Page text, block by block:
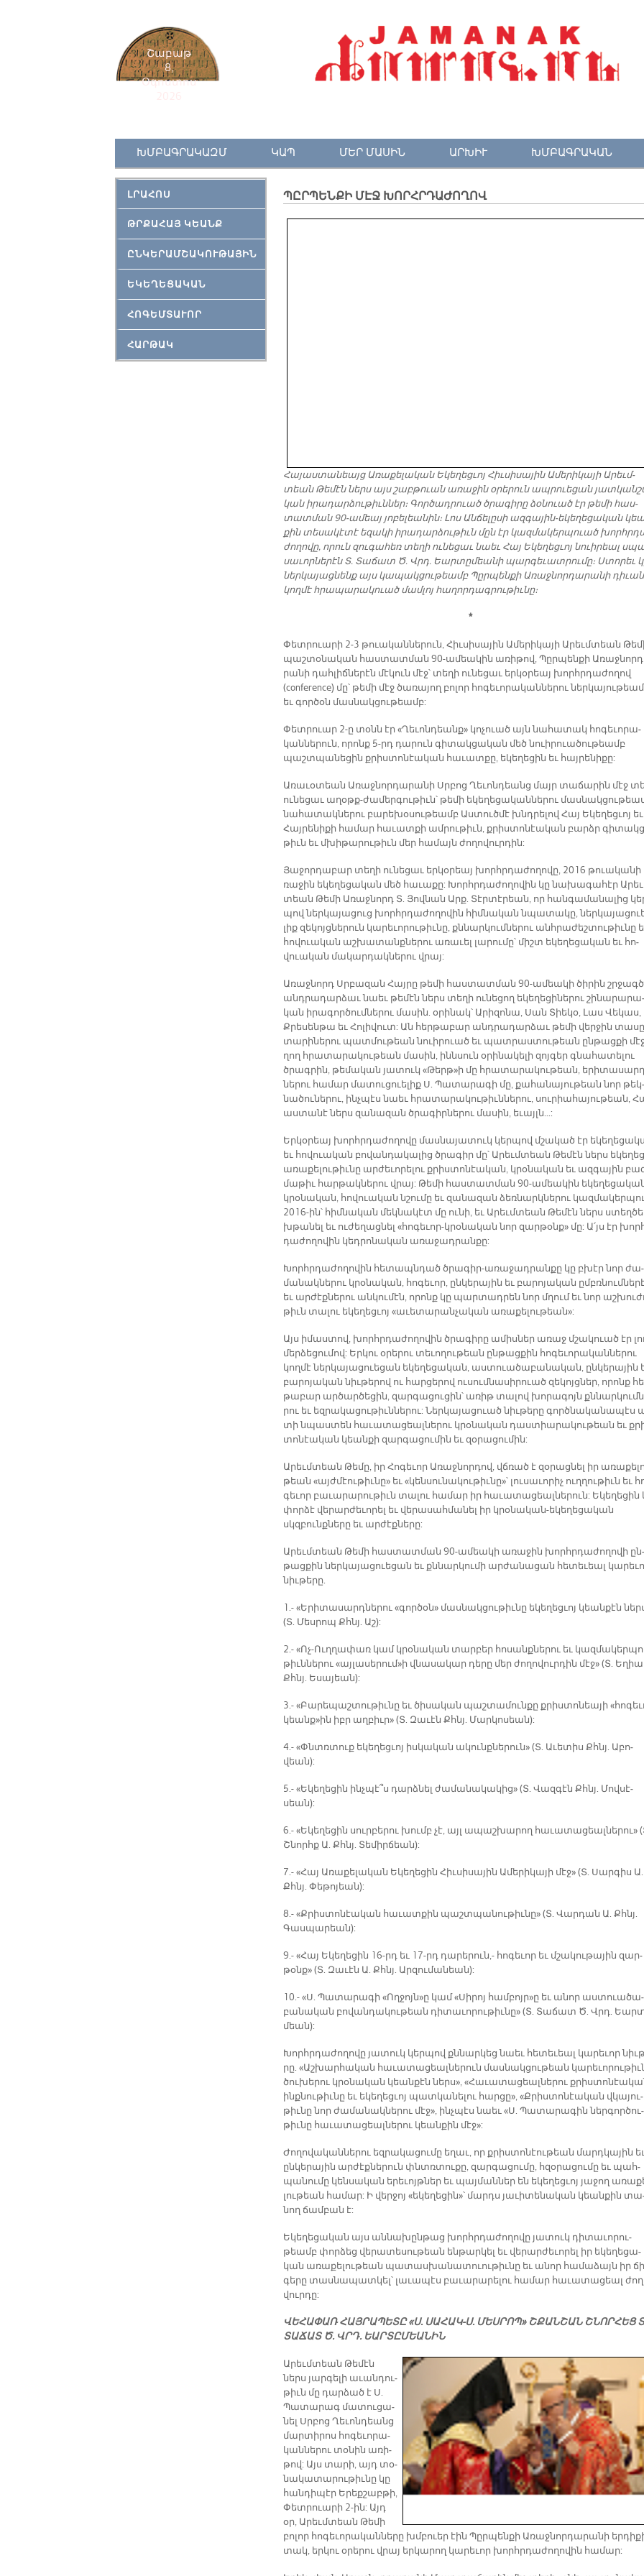
Շաբաթ
8,
Օգոստոս
ԽՄԲԱԳՐԱԿԱԶՄ ԿԱՊ ՄԵՐ ՄԱՍԻՆ ԱՐԽԻՒ ԽՄԲԱԳՐԱԿԱՆ
ԼՐԱՀՈՍ
ԹՐՔԱՀԱՅ ԿԵԱՆՔ
ԸՆԿԵՐԱՄՇԱԿՈՒԹԱՅԻՆ
ԵԿԵՂԵՑԱԿԱՆ
ՀՈԳԵՄՏԱՒՈՐ
ՀԱՐԹԱԿ
ՊԸՐՊ­ԵՆՔԻ ՄԷՋ ԽՈՐՀՐԴԱԺՈՂՈՎ
Հա­յաս­տա­նեայց Ա­ռա­քե­լա­կան Ե­կե­ղեց­ւոյ Հիւ­սի­սա­յին Ա­մե­րի­կա­յի Ա­րեւմ­
տեան Թե­մէն ներս այս շաբ­թուան ա­ռա­ջին օ­րե­րուն ապ­րուե­ցան
կան ի­րա­դար­ձու­թիւն­ներ։ Գոր­ծադ­րուած ծրա­գի­րը ձօ­նուած էր թե­մի հաս­
տատ­ման 90-ա­մեայ յո­բե­լեա­նին։ Լոս Ան­ճե­լը­սի ազ­գա­յին-ե­կե­ղե­ցա­կան
քին տե­սա­կէ­տէ ե­զա­կի ի­րա­դար­ձու­թիւն մըն էր կազ­մա­կեր­պուած
ժո­ղո­վը, ո­րուն զու­գա­հեռ տե­ղի ու­նե­ցաւ նաեւ Հայ Ե­կե­ղեց­ւոյ նուի­րեալ
սա­ւոր­նե­րէն Տ. Տա­ճատ Ծ. Վրդ. Եար­տը­մեա­նի պար­գե­ւատ­րու­մը։ Ստո­րեւ
ներ­կա­յաց­նենք այս կա­պակ­ցու­թեամբ Պըր­պեն­քի Ա­ռաջ­նոր­դա­րա­նի
կող­մէ հրա­պա­րա­կուած մամ­լոյ հա­ղոր­դագ­րու­թիւ­նը։
*
Փետ­րուա­րի 2-3 թուա­կան­նե­րուն, Հիւ­սի­սա­յին Ա­մե­րի­կա­յի Ա­րեւմ­տեան
պաշ­տօ­նա­կան հաս­տատ­ման 90-ա­մեա­կին ա­ռի­թով, Պըր­պեն­քի
րա­նի դահ­լիճ­նե­րէն մէ­կուն մէջ՝ տե­ղի ու­նե­ցաւ եր­կօ­րեայ խորհր­դա­ժո­ղով
(conference) մը՝ թե­մի մէջ ծա­ռա­յող բո­լոր հո­գե­ւո­րա­կան­նե­րու
եւ գոր­ծօն մաս­նակ­ցու­թեամբ:
Փետ­րուար 2-ը տօնն էր «Ղե­ւոն­դեանք» կո­չուած այն նա­հա­տակ հո­գե­ւո­րա­
կան­նե­րուն, ո­րոնք 5-րդ դա­րուն գի­տակ­ցա­կան մեծ նուի­րուա­ծու­թեամբ
պաշտ­պա­նե­ցին քրիս­տո­նէա­կան հա­ւատ­քը, ե­կե­ղե­ցին եւ հայ­րե­նի­քը:
Ա­ռա­ւօ­տեան Ա­ռաջ­նոր­դա­րա­նի Սրբոց Ղե­ւոն­դեանց մայր տա­ճա­րին մէջ
ու­նե­ցաւ ա­ղօթք-ժա­մեր­գու­թիւն՝ թե­մի ե­կե­ղե­ցա­կան­նե­րու
նա­հա­տակ­նե­րու բա­րե­խօ­սու­թեամբ Աս­տուծ­մէ խնդրե­լով Հայ Ե­կե­ղեց­ւոյ եւ
Հայ­րե­նի­քի հա­մար հա­ւատ­քի ամ­րու­թիւն, քրիս­տո­նէա­կան բարձր
թիւն եւ մխի­թա­րու­թիւն մեր հա­մայն ժո­ղո­վուր­դին:
Յա­ջոր­դա­բար տե­ղի ու­նե­ցաւ եր­կօ­րեայ խորհր­դա­ժո­ղո­վը, 2016
ռա­ջին ե­կե­ղե­ցա­կան մեծ հա­ւա­քը: Խորհր­դա­ժո­ղո­վին կը նա­խա­գա­հէր
տեան Թե­մի Ա­ռաջ­նորդ Տ. Յով­նան Արք. Տէր­տէ­րեան, որ հան­գա­մա­նա­լից
պով ներ­կա­յա­ցուց խորհր­դա­ժո­ղո­վին հիմ­նա­կան նպա­տա­կը,
լիք զե­կոյց­նե­րուն կա­րե­ւո­րու­թիւ­նը, քննար­կում­նե­րու անհ­րա­ժեշ­տու­թիւ­նը
հո­վուա­կան աշ­խա­տանք­նե­րու ա­ռա­ւել լա­րու­մը՝ միշտ ե­կե­ղե­ցա­կան եւ հո­
վուա­կան մա­կար­դակ­նե­րու վրայ:
Ա­ռաջ­նորդ Սրբա­զա­ն Հայ­րը թե­մի հաս­տատ­ման 90-ա­մեա­կի ծի­րին
անդ­րա­դար­ձաւ նաեւ թե­մէն ներս տե­ղի ու­նե­ցող ե­կե­ղե­ցի­նե­րու շի­նա­րա­րա­
կան ի­րա­գոր­ծում­նե­րու մա­սին. օ­րի­նակ՝ Ա­րի­զո­նա, Սան Տիե­կօ, Լաս Վե­կաս,
Քրե­սեն­թա եւ Հո­լի­վուտ: Ան հեր­թա­բար անդ­րա­դար­ձաւ թե­մի վեր­ջին տա­սը
տա­րի­նե­րու պատ­մու­թեան նուի­րուած եւ պատ­րաս­տու­թեան ըն­թաց­քի
ղող հրա­տա­րա­կու­թեան մա­սին, ինն­սուն օ­րի­նա­կե­լի զոյ­գեր գնա­հա­տե­լու
ծրագ­րին, թե­մա­կան յա­տուկ «Թերթ»ի մը հրա­տա­րա­կու­թեան,
նե­րու հա­մար մա­տու­ցուե­լիք Ս. Պա­տա­րա­գի մը, քա­հա­նա­յու­թեան նոր թեկ­
նա­ծու­նե­րու, ինչ­պէս նաեւ հրա­տա­րա­կու­թիւն­նե­րու, սու­րիա­հա­յու­թեան,
աս­տա­նէ ներս զա­նա­զան ծրա­գիր­նե­րու մա­սին, ե­ւայլն…:
Եր­կօ­րեայ խորհր­դա­ժո­ղո­վը մաս­նա­յա­տուկ կեր­պով մշա­կած էր
եւ հո­վուա­կան բո­վան­դա­կա­լից ծրա­գիր մը՝ Ա­րեւմ­տեան Թե­մէն ներս
ա­ռա­քե­լու­թիւ­նը ար­ժե­ւո­րե­լու քրիս­տո­նէա­կան, կ­­րօ­նա­կան եւ ազ­գա­յին
մա­թիւ հար­թակ­նե­րու վրայ: Թե­մի հաս­տատ­ման 90-ա­մեա­կին
կ­­րօ­նա­կան, հո­վուա­կան նշու­մը եւ զա­նա­զան ձեռ­նարկ­նե­րու
2016-ին՝ հիմ­նա­կան մեկ­նա­կէտ մը ու­նի, եւ Ա­րեւմ­տեան Թե­մէն ներս
խթա­նել եւ ու­ժե­ղաց­նել «հո­գե­ւոր-կրօ­նա­կան նոր զար­թօնք» մը: Ա՛յս էր
դա­ժո­ղո­վին կեդ­րո­նա­կան ա­ռա­ջադ­րան­քը:
Խորհր­դա­ժո­ղո­վին հե­տապն­դած ծրա­գիր­-ա­ռա­ջադ­րան­քը կը բխէր նոր ժա­
մա­նակ­նե­րու կրօ­նա­կան, հո­գե­ւոր, ըն­կե­րա­յին եւ բա­րո­յա­կան
եւ ար­ժէք­նե­րու ան­կու­մէն, ո­րոնք կը պար­տադ­րեն նոր մղում եւ նոր
թիւն տա­լու ե­կե­ղեց­ւոյ «ա­ւե­տա­րան­չա­կան ա­ռա­քե­լու­թեան»:
Այս ի­մաս­տով, խորհր­դա­ժո­ղո­վին ծրա­գի­րը ա­միս­ներ ա­ռաջ մշա­կուած էր
մեր­ձե­ցու­մով: Եր­կու օ­րե­րու տե­ւո­ղու­թեան ըն­թաց­քին հո­գե­ւո­րա­կան­նե­րու
կող­մէ ներ­կա­յա­ցուե­ցան ե­կե­ղե­ցա­կան, աս­տուա­ծա­բա­նա­կան, ըն­կե­րա­յին
բա­րո­յա­կան նիւ­թե­րով ու հար­ցե­րով ու­սում­նա­սի­րուած զե­կոյց­ներ, ո­րոնք
թա­բար ար­ծար­ծե­ցին, զար­գա­ցու­ցին՝ ա­ռիթ տա­լով խո­րա­գոյն
րու եւ եզ­րա­կա­ցու­թիւն­նե­րու: Ներ­կա­յա­ցուած նիւ­թե­րը գործ­նա­կա­նա­պէս
տի նպաս­տեն հա­ւա­տա­ցեալ­նե­րու կրօ­նա­կան դաս­տիա­րա­կու­թեան եւ
տո­նէա­կան կեան­քի զար­գա­ցու­մին եւ զօ­րա­ցու­մին:
Ա­րեւմ­տեան Թե­մը, իր Հո­գե­ւոր Ա­ռաջ­նոր­դով, վճռած է զօ­րաց­նել իր
թեան «այժ­մէու­թիւ­նը» եւ «կեն­սու­նա­կու­թիւ­նը»՝ լու­սա­ւո­րիչ ուղ­ղու­թիւն եւ
գե­ւոր բա­ւա­րա­րու­թիւն տա­լու հա­մար իր հա­ւա­տա­ցեալ­նե­րուն: Ե­կե­ղե­ցին
փոր­ձէ վե­րա­րժե­ւո­րել եւ վե­րա­սահ­մա­նել իր կրօ­նա­կան­-ե­կե­ղե­ցա­կան
սկզբունք­նե­րը եւ ար­ժէք­նե­րը:
Ա­րեւմ­տեան Թե­մի հաս­տատ­ման 90-ա­մեա­կի ա­ռա­ջին խորհր­դա­ժո­ղո­վի ըն­
թաց­քին ներ­կա­յա­ցուե­ցան եւ քննար­կու­մի ար­ժա­նա­ցան հե­տե­ւեալ
նիւ­թե­րը.
1.- «Ե­րի­տա­սարդ­նե­րու «գոր­ծօն» մաս­նակ­ցու­թիւ­նը ե­կե­ղեց­ւոյ կեան­քէն
(Տ. Մես­րոպ Քհնյ. Աշ):
2.- «Ոչ­-Ուղ­ղա­փառ կամ կրօ­նա­կան տար­բեր հո­սանք­նե­րու եւ
թիւն­նե­րու «այ­լա­սե­րում»ի վնա­սա­կար դե­րը մեր ժո­ղո­վու­րդին մէջ» (Տ. Ե­ղիա
Քհնյ. Ե­սա­յեան):
3.- «Բա­րե­պաշ­տու­թիւ­նը եւ ծի­սա­կան պաշ­տա­մուն­քը քրիս­տո­նեա­յի
կեանք»ին իբր աղ­բիւր» (Տ. Զա­ւէն Քհնյ. Մար­կո­սեան):
4.- «Փնտռտուք ե­կե­ղեց­ւոյ իս­կա­կան ա­կունք­նե­րուն» (Տ. Ա­ւե­տիս Քհնյ. Ա­բո­
վեան):
5.- «Ե­կե­ղե­ցին ինչ­պէ՞ս դարձ­նել ժա­մա­նա­կա­կից» (Տ. Վազ­գէն Քհնյ. Մով­սէ­
սեան):
6.- «Ե­կե­ղե­ցին սուր­բե­րու խումբ չէ, այլ ա­պաշ­խա­րող հա­ւա­տա­ցեալ­նե­րու»
Շնորհք Ա. Քհնյ. Տե­միր­ճեան):
7.- «Հայ Ա­ռա­քե­լա­կան Ե­կե­ղե­ցին Հիւ­սի­սա­յին Ա­մե­րի­կա­յի մէջ» (Տ. Սար­գիս Ա.
Քհնյ. Փե­թո­յեան):
8.- «Քրիս­տո­նէա­կան հա­ւատ­քին պաշտ­պա­նու­թիւ­նը» (Տ. Վար­դան Ա. Քհնյ.
Գաս­պա­րեան):
9.- «Հայ Ե­կե­ղե­ցին 16-րդ եւ 17-րդ դա­րե­րուն,- հո­գե­ւոր եւ մշա­կու­թա­յին զար­
թօնք» (Տ. Զա­ւէն Ա. Քհնյ. Ար­զու­մա­նեան):
10.- «Ս. Պա­տա­րա­գի «Ող­ջոյ­ն­»ը կամ «Սի­րոյ համ­բոյ­ր­»ը եւ ա­նոր աս­տուա­ծա­
բա­նա­կան բո­վան­դա­կու­թեան դի­տա­ւո­րու­թիւ­նը» (Տ. Տա­ճատ Ծ. Վրդ.
մեան):
Խորհր­դա­ժո­ղո­վը յա­տուկ կեր­պով քննար­կեց նաեւ հե­տե­ւեալ կա­րե­ւոր
րը. «Աշ­խար­հա­կան հա­ւա­տա­ցեալ­նե­րուն մաս­նակ­ցու­թեան
ծու­խե­րու կրօ­նա­կան կեան­քէն ներս», «Հա­ւա­տա­ցեալ­նե­րու
ինք­նու­թիւ­նը եւ ե­կե­ղեց­ւոյ պատ­կա­նե­լու հար­ցը», «Քրիս­տո­նէա­կան վկա­յու­
թիւ­նը նոր ժա­մա­նակ­նե­րու մէջ», ինչ­պէս նաեւ «Ս. Պա­տա­րա­գին ներ­գոր­ծու­
թիւ­նը հա­ւա­տա­ցեալ­նե­րու կեան­քին մէջ»:
Ժո­ղո­վա­կան­նե­րու եզ­րա­կա­ցու­մը ե­ղաւ, որ քրիս­տո­նէու­թեան մարդ­կա­յին
ըն­կե­րա­յին ար­ժէք­նե­րուն փնտռտու­քը, զար­գա­ցու­մը, հզօ­րա­ցու­մը եւ պահ­
պա­նու­մը կեն­սա­կան ե­րե­ւոյթ­ներ եւ պայ­ման­ներ են ե­կե­ղեց­ւոյ յա­ջող
լու­թեան հա­մար: Ի վեր­ջոյ «ե­կե­ղե­ցին»՝ մարդս յա­ւի­տե­նա­կան կեան­քին
նող ճամ­բան է:
Ե­կե­ղե­ցա­կան այս ան­նա­խըն­թաց խորհր­դա­ժո­ղո­վը յա­տուկ դի­տա­ւո­րու­
թեամբ փոր­ձեց վե­րա­տե­սու­թեան են­թար­կել եւ վե­րար­ժե­ւո­րել իր ե­կե­ղե­ցա­
կան ա­ռա­քե­լու­թեան պա­տաս­խա­նա­տուու­թիւ­նը եւ ա­նոր հա­մա­ձայն իր
գե­րը տաս­նա­պատ­կել՝ լա­ւա­պէս բա­ւա­րա­րե­լու հա­մար հա­ւա­տա­ցեալ
վուր­դը:
ՎԵՀԱՓԱՌ ՀԱՅՐԱՊԵՏԸ «Ս. ՍԱՀԱԿ-Ս. ՄԵՍՐՈՊ» ՇՔԱՆՇԱՆ ՇՆՈՐՀԵՑ
ՏԱՃԱՏ Ծ. ՎՐԴ. ԵԱՐՏԸՄԵԱՆԻՆ
Ա­րեւմ­տեան Թե­մէն
ներս յար­գե­լի ա­ւան­դու­
թիւն մը դար­ձած է Ս.
Պա­տա­րագ մա­տու­ցա­
նել Սրբոց Ղե­ւոն­դեանց
մար­տի­րոս հո­գե­ւո­րա­
կան­նե­րու տօ­նին ա­ռի­
թով: Այս տա­րի, այդ տօ­
նա­կա­տա­րու­թիւ­նը կը
հան­դի­պէր Ե­րեք­շաբ­թի,
Փետ­րուարի 2-ին: Այդ
օր, Ա­րեւմ­տեան Թե­մի
բո­լոր հո­գե­ւո­րա­կան­նե­րը խմբուեր էին Պըր­պեն­քի Ա­ռաջ­նոր­դա­րա­նի
տակ, եր­կու օ­րե­րու վրայ եր­կա­րող կա­րե­ւոր խորհր­դա­ժո­ղո­վին հա­մար: